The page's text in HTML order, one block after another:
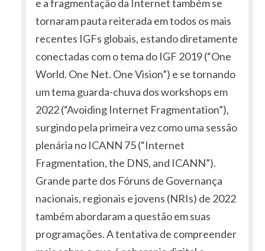
e a fragmentação da Internet também se
tornaram pauta reiterada em todos os mais
recentes IGFs globais, estando diretamente
conectadas com o tema do IGF 2019 (“One
World. One Net. One Vision”) e se tornando
um tema guarda-chuva dos workshops em
2022 (“Avoiding Internet Fragmentation”),
surgindo pela primeira vez como uma sessão
plenária no ICANN 75 (“Internet
Fragmentation, the DNS, and ICANN”).
Grande parte dos Fóruns de Governança
nacionais, regionais e jovens (NRIs) de 2022
também abordaram a questão em suas
programações. A tentativa de compreender